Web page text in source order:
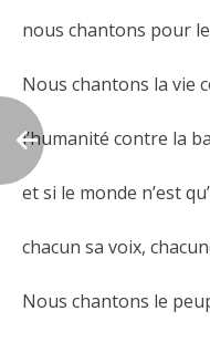
nous chantons pour
Nous chantons la vie
l’humanité contre la
et si le monde n’est
chacun sa voix,
Nous chantons le